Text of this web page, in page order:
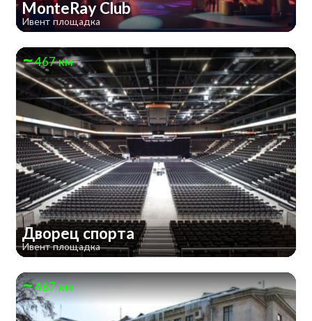
MonteRay Club
Ивент площадка
467 км
Дворец спорта
Ивент площадка
467 км